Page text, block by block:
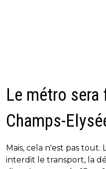
Le métro sera
Champs-
Mais, cela n'est pas
interdit le transport, la